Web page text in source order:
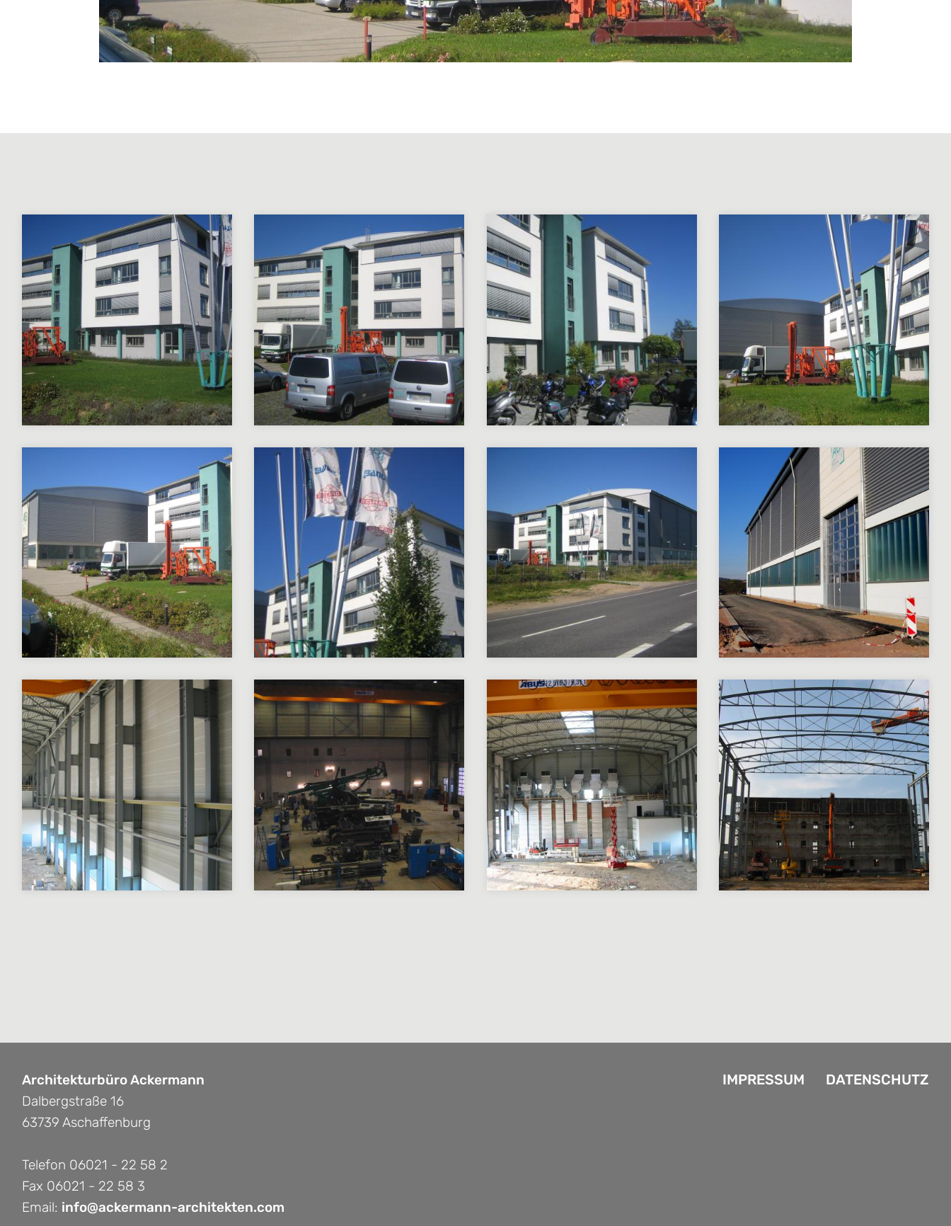
IMPRESSUM DATENSCHUTZ
Architekturbüro Ackermann
Dalbergstraße 16
63739 Aschaffenburg
Telefon 06021 - 22 58 2
Fax 06021 - 22 58 3
Email: info@ackermann-architekten.com